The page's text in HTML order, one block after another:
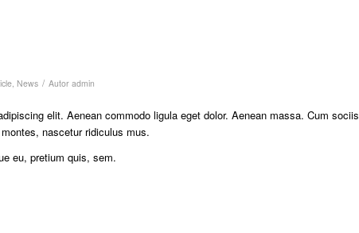
, News / Autor admin
elit. Aenean commodo ligula eget dolor. Aenean massa. Cum sociis
nascetur ridiculus mus.
eu, pretium quis, sem.